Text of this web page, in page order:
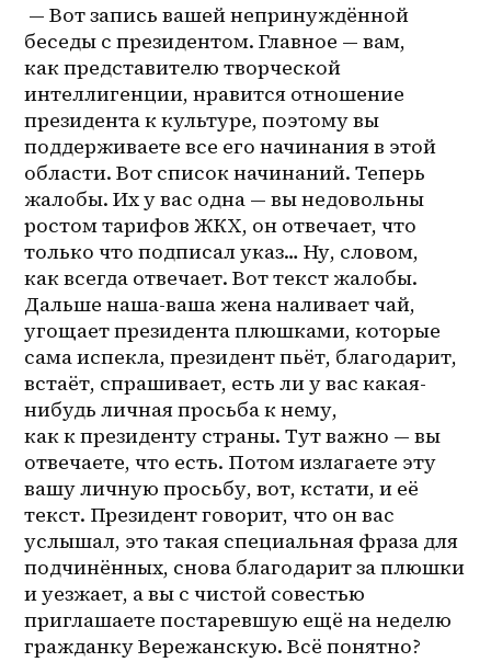
— Вот запись вашей непринуждённой
беседы с президентом. Главное — вам,
как представителю творческой
интеллигенции, нравится отношение
президента к культуре, поэтому вы
поддерживаете все его начинания в этой
области. Вот список начинаний. Теперь
жалобы. Их у вас одна — вы недовольны
ростом тарифов ЖКХ, он отвечает, что
только что подписал указ… Ну, словом,
как всегда отвечает. Вот текст жалобы.
Дальше наша-ваша жена наливает чай,
угощает президента плюшками, которые
сама испекла, президент пьёт, благодарит,
встаёт, спрашивает, есть ли у вас какая-
нибудь личная просьба к нему,
как к президенту страны. Тут важно — вы
отвечаете, что есть. Потом излагаете эту
вашу личную просьбу, вот, кстати, и её
текст. Президент говорит, что он вас
услышал, это такая специальная фраза для
подчинённых, снова благодарит за плюшки
и уезжает, а вы с чистой совестью
приглашаете постаревшую ещё на неделю
гражданку Вережанскую. Всё понятно?